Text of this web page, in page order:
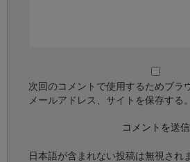
次回のコメントで使用するためブラ
メールアドレス、サイトを保存する。
日本語が含まれない投稿は無視され